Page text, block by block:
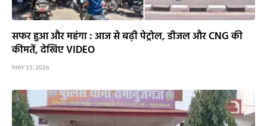
सफर हुआ और महंगा : आज से बढ़ी पेट्रोल, डीजल और CNG की
कीमतें, देखिए VIDEO
MAY 15, 2026